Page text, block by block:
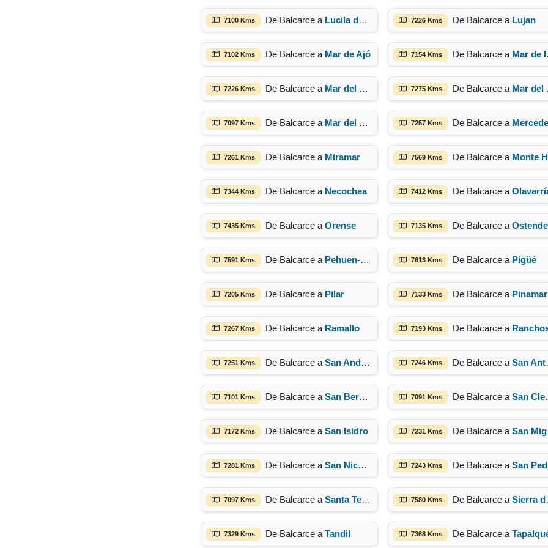
7100 Kms De Balcarce a Lucila del Mar 7226 Kms De Balcarce a Lujan
7102 Kms De Balcarce a Mar de Ajó 7154 Kms De Balcarce a Mar de las Pampas
7226 Kms De Balcarce a Mar del Plata 7275 Kms De Balcarce a Mar del Sur
7097 Kms De Balcarce a Mar del Tuyú 7257 Kms De Balcarce a
7261 Kms De Balcarce a Miramar 7569 Kms De Balcarce a Monte Hermoso
7344 Kms De Balcarce a Necochea 7412 Kms De Balcarce a
7435 Kms De Balcarce a Orense 7135 Kms De Balcarce a Ostende
7591 Kms De Balcarce a Pehuen-Co 7613 Kms De Balcarce a Pigüé
7205 Kms De Balcarce a Pilar 7133 Kms De Balcarce a Pinamar
7267 Kms De Balcarce a Ramallo 7193 Kms De Balcarce a
7251 Kms De Balcarce a San Andrés de Giles 7246 Kms De Balcarce a San Antonio de Areco
7101 Kms De Balcarce a San Bernardo 7091 Kms De Balcarce a San Clemente del Tuyú
7172 Kms De Balcarce a San Isidro 7231 Kms De Balcarce a San Miguel del Monte
7281 Kms De Balcarce a San Nicolas de los Arroyos 7243 Kms De Balcarce a San
7097 Kms De Balcarce a Santa Teresita 7580 Kms De Balcarce a Sierra de la Ventana
7329 Kms De Balcarce a Tandil 7368 Kms De Balcarce a